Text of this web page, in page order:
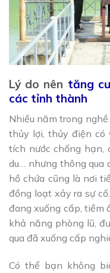
Lý do nên tăng
các tỉnh thành
Nhiều năm trong
thủy lợi, thủy điện có
tích nước chống hạn,
du… nhưng thông qua
hồ chứa cũng là nơi
đồng loạt xảy ra sự
đang xuống cấp, tiềm
khả năng phòng lũ,
qua đã xuống cấp
Có thể bạn không